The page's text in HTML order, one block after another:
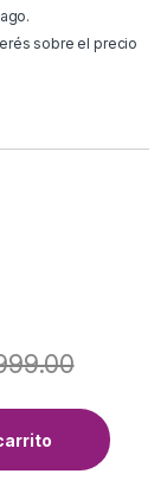
sobre el precio